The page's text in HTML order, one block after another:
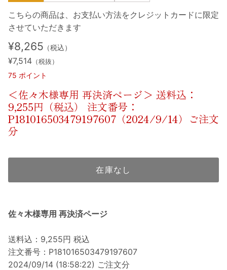
こちらの商品は、お支払い方法をクレジットカードに限定
させていただきます
¥8,265 （税込）
¥7,514 （税抜）
75 ポイント
＜佐々木様専用 再決済ページ＞ 送料込：
9,255円（税込） 注文番号：
P181016503479197607（2024/9/14）ご注文
分
在庫なし
佐々木様専用 再決済ページ
送料込：9,255円 税込
注文番号：P181016503479197607
2024/09/14 (18:58:22) ご注文分